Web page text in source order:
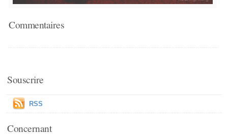
Commentaires
Souscrire
RSS
Concernant